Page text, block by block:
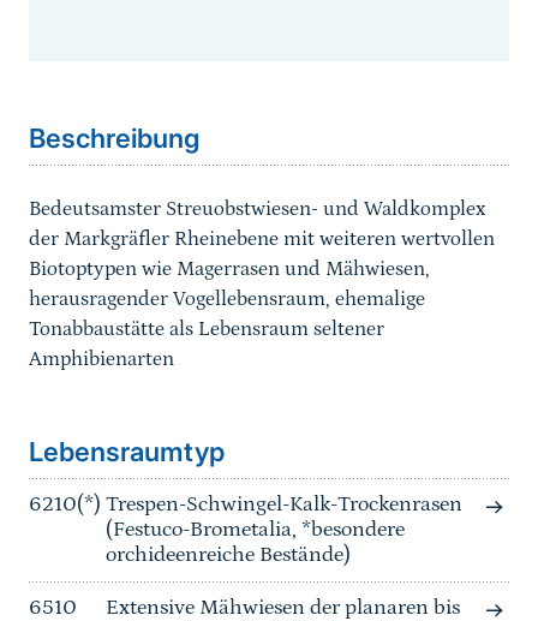
Beschreibung
Bedeutsamster Streuobstwiesen- und Waldkomplex
der Markgräfler Rheinebene mit weiteren wertvollen
Biotoptypen wie Magerrasen und Mähwiesen,
herausragender Vogellebensraum, ehemalige
Tonabbaustätte als Lebensraum seltener
Amphibienarten
Lebensraumtyp
6210(*) Trespen-Schwingel-Kalk-Trockenrasen
(Festuco-Brometalia, *besondere
orchideenreiche Bestände)
6510
Extensive Mähwiesen der planaren bis